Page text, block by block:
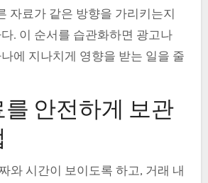
자료가 같은 방향을 가리키는지
. 이 순서를 습관화하면 광고나
에 지나치게 영향을 받는 일을 줄
안전하게 보관
와 시간이 보이도록 하고, 거래 내